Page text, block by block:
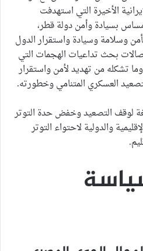
الأخيرة التي استهدفت
بسيادة وأمن دولة قطر،
وسلامة وسيادة واستقرار الدول
بحث تداعيات الهجمات التي
تشكله من تهديد لأمن واستقرار
العسكري المتنامي وخطورته.
لوقف التصعيد وخفض حدة التوتر
والدولية لاحتواء التوتر